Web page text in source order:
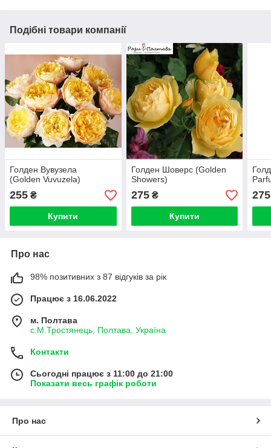
Подібні товари компанії
Голден Вувузела
(Golden Vuvuzela)
255 ₴
Купити
Голден Шоверс (Golden
Showers)
275₴
Купити
275
Про нас
98% позитивних з 87 відгуків за рік
Працює з 16.06.2022
м. Полтава
с.М.Тростянець, Полтава, Україна
Контакти
Сьогодні працює з 11:00 до 21:00
Показати весь графік роботи
Про нас